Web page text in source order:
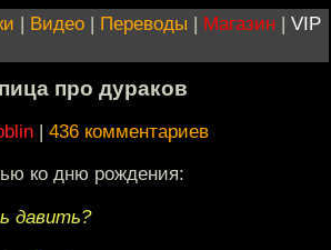
| Видео | Переводы | Магазин | VIP
про дураков
| 436 комментариев
ко дню рождения:
давить?